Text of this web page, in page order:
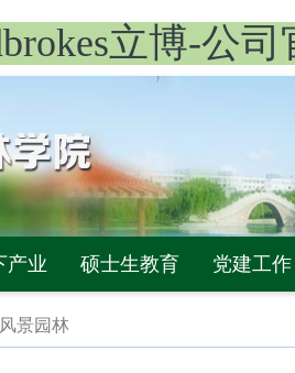
立博-公司
产业 硕士生教育 党建工作
风景园林